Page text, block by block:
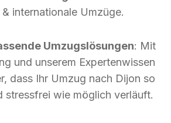
internationale Umzüge.
Umzugslösungen: Mit
und unserem Expertenwissen
dass Ihr Umzug nach Dijon so
stressfrei wie möglich verläuft.